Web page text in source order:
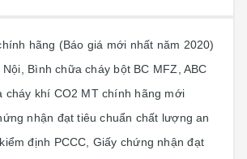
hãng (Báo giá mới nhất năm 2020)
Bình chữa cháy bột BC MFZ, ABC
cháy khí CO2 MT chính hãng mới
nhận đạt tiêu chuẩn chất lượng an
định PCCC, Giấy chứng nhận đạt